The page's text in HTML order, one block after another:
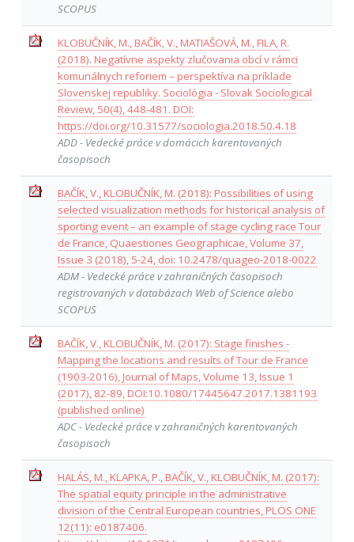
SCOPUS
KLOBUČNÍK, M., BAČÍK, V., MATIAŠOVÁ, M., FILA, R.
(2018). Negatívne aspekty zlučovania obcí v rámci
komunálnych reforiem – perspektíva na príklade
Slovenskej republiky. Sociológia - Slovak Sociological
Review, 50(4), 448-481. DOI:
https://doi.org/10.31577/sociologia.2018.50.4.18
ADD - Vedecké práce v domácich karentovaných
časopisoch
BAČÍK, V., KLOBUČNÍK, M. (2018): Possibilities of using
selected visualization methods for historical analysis of
sporting event – an example of stage cycling race Tour
de France, Quaestiones Geographicae, Volume 37,
Issue 3 (2018), 5-24, doi: 10.2478/quageo-2018-0022
ADM - Vedecké práce v zahraničných časopisoch
registrovaných v databázach Web of Science alebo
SCOPUS
BAČÍK, V., KLOBUČNÍK, M. (2017): Stage finishes -
Mapping the locations and results of Tour de France
(1903-2016), Journal of Maps, Volume 13, Issue 1
(2017), 82-89, DOI:10.1080/17445647.2017.1381193
(published online)
ADC - Vedecké práce v zahraničných karentovaných
časopisoch
HALÁS, M., KLAPKA, P., BAČÍK, V., KLOBUČNÍK, M. (2017):
The spatial equity principle in the administrative
division of the Central European countries, PLOS ONE
12(11): e0187406.